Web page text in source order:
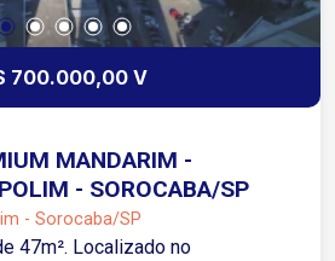
em um imóvel com
valorização até a entrega
700.000,00 V
MANDARIM -
- SOROCABA/SP
- Sorocaba/SP
no